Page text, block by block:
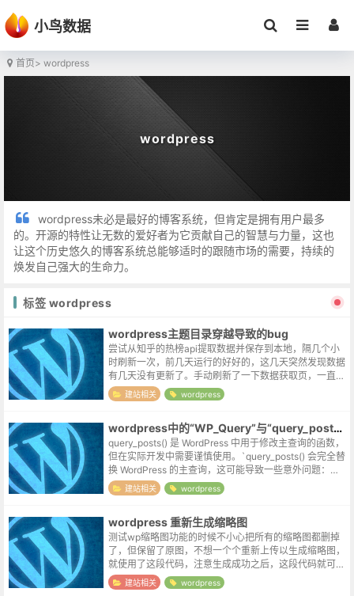
小鸟数据
首页> wordpress
wordpress
wordpress未必是最好的博客系统，但肯定是拥有用户最多
的。开源的特性让无数的爱好者为它贡献自己的智慧与力量，这也
让这个历史悠久的博客系统总能够适时的跟随市场的需要，持续的
焕发自己强大的生命力。
标签 wordpress
wordpress主题目录穿越导致的bug
尝试从知乎的热榜api提取数据并保存到本地，隔几个小
时刷新一次，前几天运行的好好的，这几天突然发现数据
有几天没有更新了。手动刷新了一下数据获取页，一直提
示无需更新，将文件下载到本地测试，功能又是完好的。
开了wp的debug模式，修正了...
建站相关 wordpress
wordpress中的“WP_Query”与“query_posts()”
query_posts() 是 WordPress 中用于修改主查询的函数，
但在实际开发中需要谨慎使用。`query_posts() 会完全替
换 WordPress 的主查询，这可能导致一些意外问题：破
坏主查询对象 ($wp_quer...
建站相关 wordpress
wordpress 重新生成缩略图
测试wp缩略图功能的时候不小心把所有的缩略图都删掉
了，但保留了原图，不想一个个重新上传以生成缩略图，
就使用了这段代码，注意生成成功之后，这段代码就可以
删掉了。忽然想起之前钉钉宣传的某个功能，阅后即焚~
~function regener...
建站相关 wordpress